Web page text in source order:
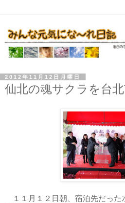
2012年11月12日月曜日
仙北の魂サクラを台
１１月１２日朝、宿泊先だった